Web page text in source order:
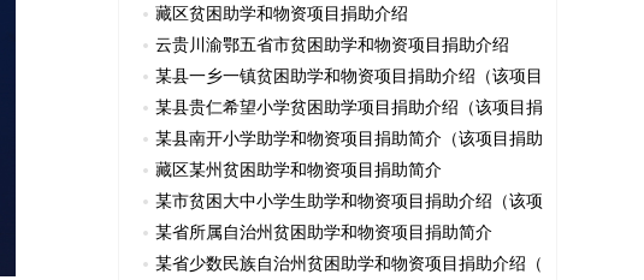
藏区贫困助学和物资项目捐助介绍
云贵川渝鄂五省市贫困助学和物资项目捐助介绍
某县一乡一镇贫困助学和物资项目捐助介绍（该项目
某县贵仁希望小学贫困助学项目捐助介绍（该项目捐
某县南开小学助学和物资项目捐助简介（该项目捐助
藏区某州贫困助学和物资项目捐助简介
某市贫困大中小学生助学和物资项目捐助介绍（该项
某省所属自治州贫困助学和物资项目捐助简介
某省少数民族自治州贫困助学和物资项目捐助介绍（